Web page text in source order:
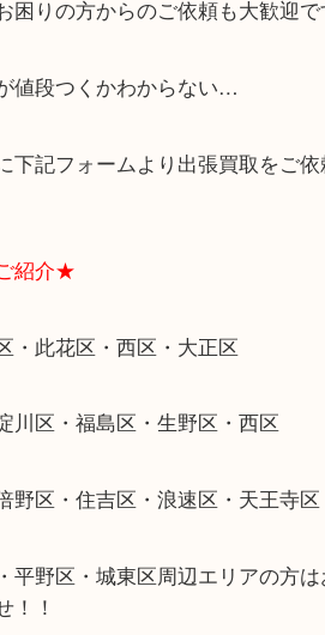
相談もお気軽に★
断捨離・引越し
年々増加傾向です。